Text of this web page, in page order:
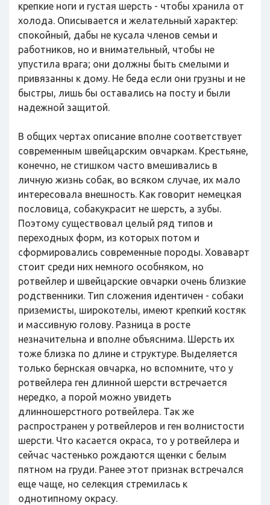
крепкие ноги и густая шерсть - чтобы хранила от
холода. Описывается и желательный характер:
спокойный, дабы не кусала членов семьи и
работников, но и внимательный, чтобы не
упустила врага; они должны быть смелыми и
привязанны к дому. Не беда если они грузны и не
быстры, лишь бы оставались на посту и были
надежной защитой.
В общих чертах описание вполне соответствует
современным швейцарским овчаркам. Крестьяне,
конечно, не стишком часто вмешивались в
личную жизнь собак, во всяком случае, их мало
интересовала внешность. Как говорит немецкая
пословица, собакукрасит не шерсть, а зубы.
Поэтому существовал целый ряд типов и
переходных форм, из которых потом и
сформировались современные породы. Ховаварт
стоит среди них немного особняком, но
ротвейлер и швейцарские овчарки очень близкие
родственники. Тип сложения идентичен - собаки
приземисты, широкотелы, имеют крепкий костяк
и массивную голову. Разница в росте
незначительна и вполне объяснима. Шерсть их
тоже близка по длине и структуре. Выделяется
только бернская овчарка, но вспомните, что у
ротвейлера ген длинной шерсти встречается
нередко, а порой можно увидеть
длинношерстного ротвейлера. Так же
распространен у ротвейлеров и ген волнистости
шерсти. Что касается окраса, то у ротвейлера и
сейчас частенько рождаются щенки с белым
пятном на груди. Ранее этот признак встречался
еще чаще, но селекция стремилась к
однотипному окрасу.